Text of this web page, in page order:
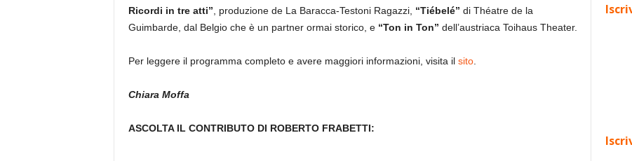
Ricordi in tre atti” , produzione de La Baracca-Testoni Ragazzi, “Tiébelé” di Théatre de la
Guimbarde, dal Belgio che è un partner ormai storico, e “Ton in Ton” dell’austriaca Toihaus Theater.
Per leggere il programma completo e avere maggiori informazioni, visita il sito.
Chiara Moffa
ASCOLTA IL CONTRIBUTO DI ROBERTO FRABETTI: